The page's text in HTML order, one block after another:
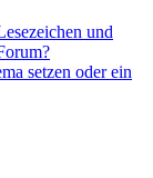
und
setzen oder ein